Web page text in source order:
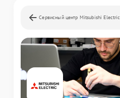
Сервисный центр Mitsubishi Electric